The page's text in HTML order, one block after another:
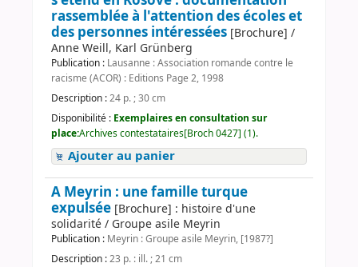
rassemblée à l'attention des écoles et
des personnes intéressées [Brochure] /
Anne Weill, Karl Grünberg
Publication : Lausanne : Association romande contre le
racisme (ACOR) : Editions Page 2, 1998
Description :24 p. ; 30 cm
Disponibilité : Exemplaires en consultation sur
place:Archives contestataires[Broch 0427] (1).
Ajouter au panier
A Meyrin : une famille turque
expulsée [Brochure] : histoire d'une
solidarité / Groupe asile Meyrin
Publication : Meyrin : Groupe asile Meyrin, [1987?]
Description :23 p. : ill. ; 21 cm